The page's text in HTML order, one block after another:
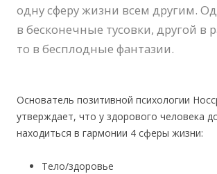
одну сферу жизни всем другим.
в бесконечные тусовки, другой в
то в бесплодные фантазии.
Основатель позитивной психологии
утверждает, что у здорового человека
находиться в гармонии 4 сферы жизни:
Тело/здоровье